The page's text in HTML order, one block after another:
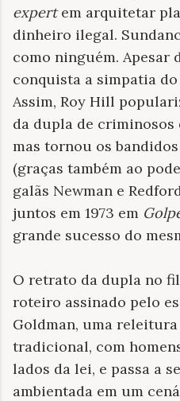
expertem arquitetar
dinheiro ilegal.
como ninguém. Apesar
conquista a simpatia
Assim, Roy Hill
da dupla de criminosos
mas tornou os
(graças também ao
galãs Newman e
juntos em 1973 em
grande sucesso do
O retrato da dupla no
roteiro assinado pelo
Goldman, uma
tradicional, com
lados da lei, e passa a
ambientada em um